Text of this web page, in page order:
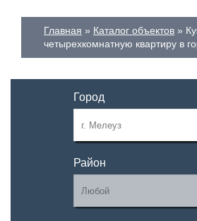
Главная Каталог объектов
четырехкомнатную квартиру в
Город
Район